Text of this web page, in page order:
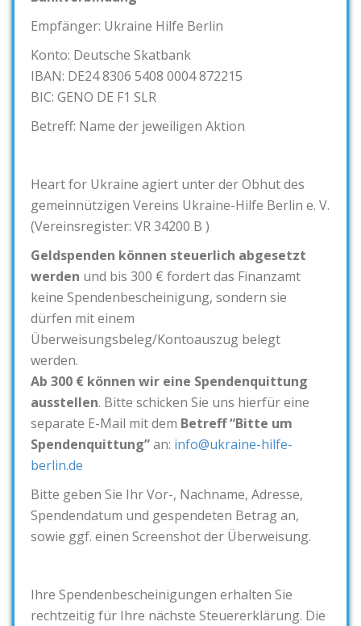
Empfänger: Ukraine Hilfe Berlin
Konto: Deutsche Skatbank
IBAN: DE24 8306 5408 0004 872215
BIC: GENO DE F1 SLR
Betreff: Name der jeweiligen Aktion
Heart for Ukraine agiert unter der Obhut des
gemeinnützigen Vereins Ukraine-Hilfe Berlin e. V.
(Vereinsregister: VR 34200 B )
Geldspenden können steuerlich abgesetzt
werden und bis 300 € fordert das Finanzamt
keine Spendenbescheinigung, sondern sie
dürfen mit einem
Überweisungsbeleg/Kontoauszug belegt
werden.
Ab 300 € können wir eine Spendenquittung
ausstellen. Bitte schicken Sie uns hierfür eine
separate E-Mail mit dem Betreff “Bitte um
Spendenquittung”an: info@ukraine-hilfe-
berlin.de
Bitte geben Sie Ihr Vor-, Nachname, Adresse,
Spendendatum und gespendeten Betrag an,
sowie ggf. einen Screenshot der Überweisung.
Ihre Spendenbescheinigungen erhalten Sie
rechtzeitig für Ihre nächste Steuererklärung. Die